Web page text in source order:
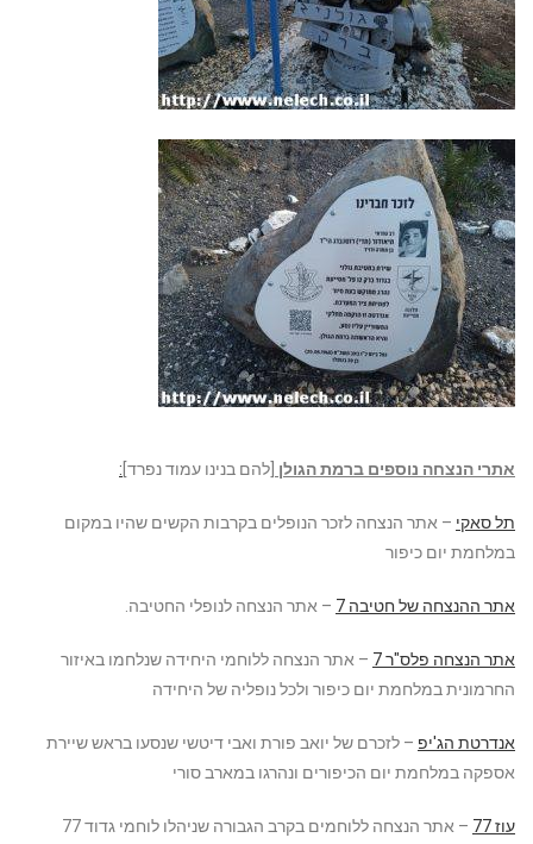
אתרי הנצחה נוספים ברמת הגולן [להם בנינו עמוד נפרד] :
תל סאקי – אתר הנצחה לזכר הנופלים בקרבות הקשים שהיו במקום
במלחמת יום כיפור
אתר ההנצחה של חטיבה 7 – אתר הנצחה לנופלי החטיבה.
אתר הנצחה פלס"ר 7
– אתר הנצחה ללוחמי היחידה שנלחמו באיזור
החרמונית במלחמת יום כיפור ולכל נופליה של היחידה
אנדרטת הג'יפ – לזכרם של יואב פורת ואבי דיטשי שנסעו בראש שיירת
אספקה במלחמת יום הכיפורים ונהרגו במארב סורי
עוז 77
– אתר הנצחה ללוחמים בקרב הגבורה שניהלו לוחמי גדוד 77